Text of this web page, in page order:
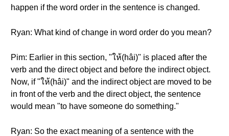
happen if the word order in the sentence is changed.
Ryan: What kind of change in word order do you mean?
Pim: Earlier in this section, "ให้(hâi)" is placed after the
verb and the direct object and before the indirect object.
Now, if "ให้(hâi)" and the indirect object are moved to be
in front of the verb and the direct object, the sentence
would mean "to have someone do something."
Ryan: So the exact meaning of a sentence with the